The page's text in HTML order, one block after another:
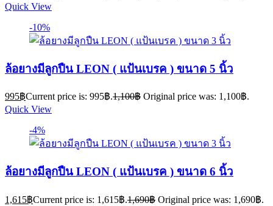
Quick View
-10%
ล้อยางมีลูกปืน LEON ( แป้นเบรค ) ขนาด 5 นิ้ว
995฿Current price is: 995฿.1,100฿ Original price was: 1,100฿.
Quick View
-4%
ล้อยางมีลูกปืน LEON ( แป้นเบรค ) ขนาด 6 นิ้ว
1,615฿Current price is: 1,615฿.1,690฿ Original price was: 1,690฿.